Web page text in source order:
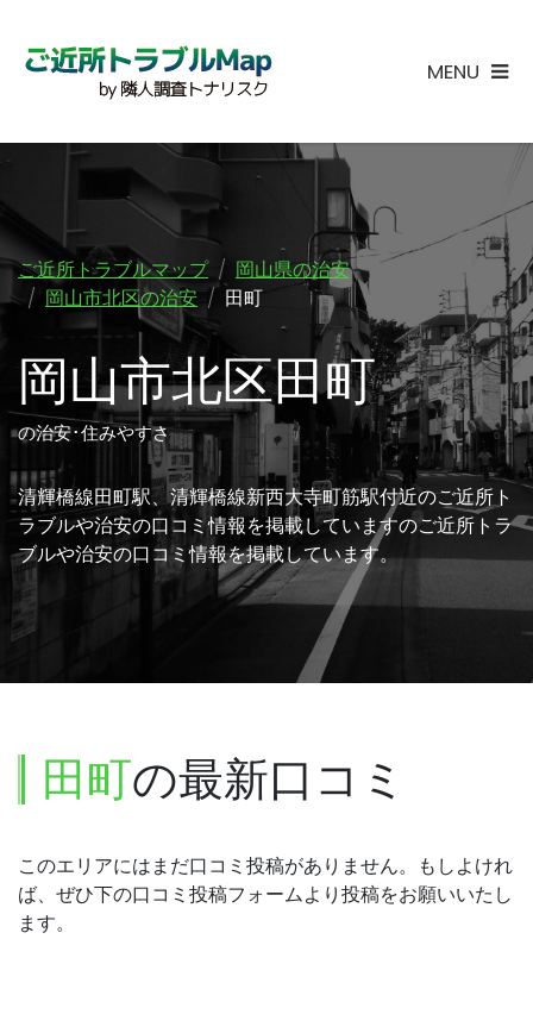
MENU
ご近所トラブルマップ
岡山県の治安
岡山市北区の治安
田町
岡山市北区田町
の治安･住みやすさ
清輝橋線田町駅、清輝橋線新西大寺町筋駅付近のご近所ト
ラブルや治安の口コミ情報を掲載していますのご近所トラ
ブルや治安の口コミ情報を掲載しています。
田町の最新口コミ
このエリアにはまだ口コミ投稿がありません。もしよけれ
ば、ぜひ下の口コミ投稿フォームより投稿をお願いいたし
ます。